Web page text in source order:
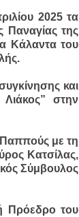
2025 τα
Παναγίας της
Κάλαντα του
και
στην
με τη
Κατσίλας,
Σύμβουλος
Πρόεδρο του